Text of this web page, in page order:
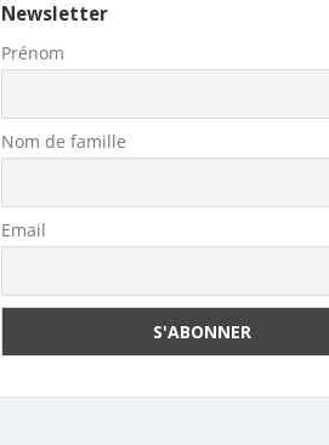
Newsletter
Prénom
Nom de famille
Email